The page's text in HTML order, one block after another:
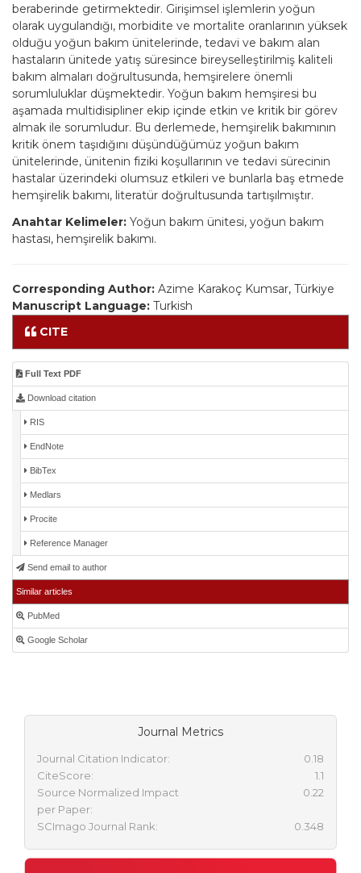
beraberinde getirmektedir. Girişimsel işlemlerin yoğun
olarak uygulandığı, morbidite ve mortalite oranlarının yüksek
olduğu yoğun bakım ünitelerinde, tedavi ve bakım alan
hastaların ünitede yatış süresince bireyselleştirilmiş kaliteli
bakım almaları doğrultusunda, hemşirelere önemli
sorumluluklar düşmektedir. Yoğun bakım hemşiresi bu
aşamada multidisipliner ekip içinde etkin ve kritik bir görev
almak ile sorumludur. Bu derlemede, hemşirelik bakımının
kritik önem taşıdığını düşündüğümüz yoğun bakım
ünitelerinde, ünitenin fiziki koşullarının ve tedavi sürecinin
hastalar üzerindeki olumsuz etkileri ve bunlarla baş etmede
hemşirelik bakımı, literatür doğrultusunda tartışılmıştır.
Anahtar Kelimeler: Yoğun bakım ünitesi, yoğun bakım
hastası, hemşirelik bakımı.
Corresponding Author: Azime Karakoç Kumsar, Türkiye
Manuscript Language: Turkish
CITE
Full Text PDF
Download citation
RIS
EndNote
BibTex
Medlars
Procite
Reference Manager
Send email to author
Similar articles
PubMed
Google Scholar
Journal Metrics
Journal Citation Indicator:
0.18
CiteScore:
1.1
Source Normalized Impact
per Paper:
0.22
SCImago Journal Rank: 0.348